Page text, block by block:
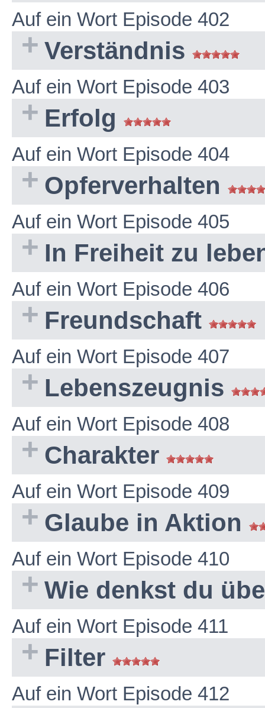
Auf ein Wort Episode 402
Verständnis
Auf ein Wort Episode 403
Erfolg
Auf ein Wort Episode 404
Opferverhalten
Auf ein Wort Episode 405
In Freiheit zu
Auf ein Wort Episode 406
Freundschaft
Auf ein Wort Episode 407
Lebenszeugnis
Auf ein Wort Episode 408
Charakter
Auf ein Wort Episode 409
Glaube in Aktion
Auf ein Wort Episode 410
Wie denkst du
Auf ein Wort Episode 411
Filter
Auf ein Wort Episode 412